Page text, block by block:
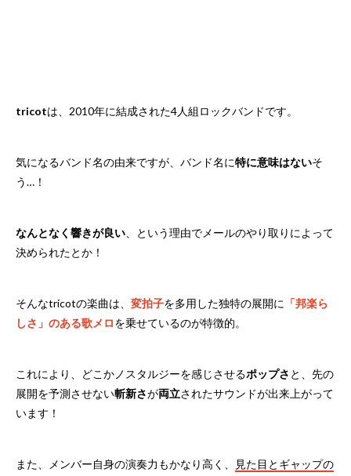
tricotは、2010年に結成された4人組ロックバンドです。
気になるバンド名の由来ですが、バンド名に特に意味はないそ
う…！
なんとなく響きが良い 、という理由でメールのやり取りによって
決められたとか！
そんなtricotの楽曲は、 変拍子を多用した独特の展開に 「邦楽ら
しさ」のある歌メロを乗せているのが特徴的。
これにより、どこかノスタルジーを感じさせるポップさ と、先の
展開を予測させない斬新さが両立されたサウンドが出来上がって
います！
また、メンバー自身の演奏力もかなり高く、
見た目とギャップの